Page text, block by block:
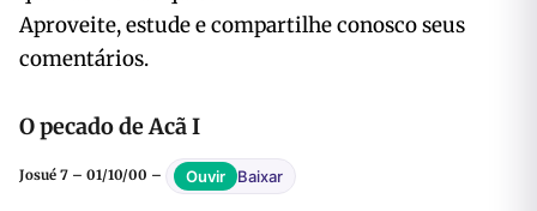
Aproveite, estude e compartilhe conosco seus
comentários.
O pecado de Acã I
Josué 7 – 01/10/00 – Ouvir Baixar